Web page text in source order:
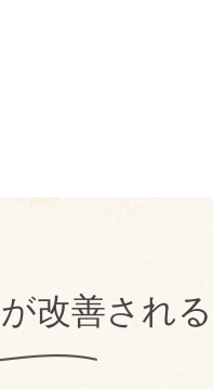
が改善さ れる